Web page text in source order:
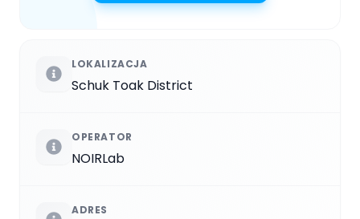
LOKALIZACJA
Schuk Toak District
OPERATOR
NOIRLab
ADRES